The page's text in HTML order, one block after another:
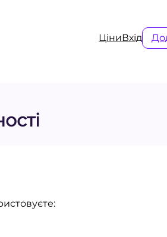
ЦіниВхід